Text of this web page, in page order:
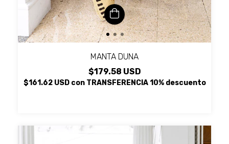
MANTA DUNA
$179.58 USD
$161.62 USD con TRANSFERENCIA 10% descuento